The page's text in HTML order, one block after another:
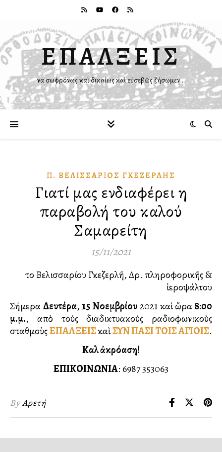
ΕΠΑΛΞΕΙΣ
Ἵνα σωφρόνως καὶ δικαίως καὶ εὐσεβῶς ζήσωμεν…
Π. ΒΕΛΙΣΣΆΡΙΟΣ ΓΚΕΖΕΡΛΉΣ
Γιατί μας ενδιαφέρει η
παραβολή του καλού
Σαμαρείτη
15/11/2021
τοῦ Βελισσαρίου Γκεζερλῆ, Δρ. πληροφορικῆς &
ἱεροψάλτου
Σήμερα Δευτέρα, 15 Νοεμβρίου2021 καὶ ὥρα 8:00
μ.μ., απὸ τοὺς διαδικτυακοὺς ραδιοφωνικοὺς
σταθμοὺςΕΠΑΛΞΕΙΣκαὶΣΥΝ ΠΑΣΙ ΤΟΙΣ ΑΓΙΟΙΣ.
Καλὴ ἀκρόαση!
ΕΠΙΚΟΙΝΩΝΙΑ: 6987 353063
ByΑρετή